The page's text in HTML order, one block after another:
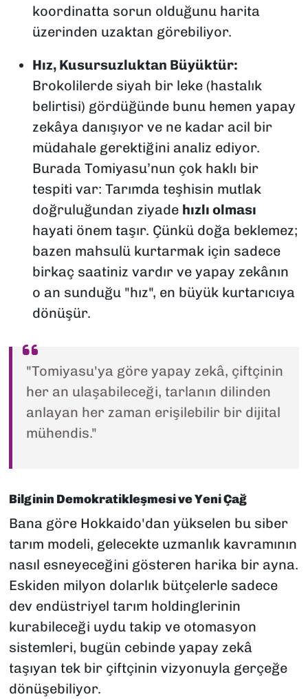
koordinatta sorun olduğunu harita
üzerinden uzaktan görebiliyor.
Hız, Kusursuzluktan Büyüktür:
Brokolilerde siyah bir leke (hastalık
belirtisi) gördüğünde bunu hemen yapay
zekâya danışıyor ve ne kadar acil bir
müdahale gerektiğini analiz ediyor.
Burada Tomiyasu’nun çok haklı bir
tespiti var: Tarımda teşhisin mutlak
doğruluğundan ziyade hızlı olması
hayati önem taşır. Çünkü doğa beklemez;
bazen mahsulü kurtarmak için sadece
birkaç saatiniz vardır ve yapay zekânın
o an sunduğu "hız", en büyük kurtarıcıya
dönüşür.
"Tomiyasu'ya göre yapay zekâ, çiftçinin
her an ulaşabileceği, tarlanın dilinden
anlayan her zaman erişilebilir bir dijital
mühendis."
Bilginin Demokratikleşmesi ve Yeni Çağ
Bana göre Hokkaido'dan yükselen bu siber
tarım modeli, gelecekte uzmanlık kavramının
nasıl esneyeceğini gösteren harika bir ayna.
Eskiden milyon dolarlık bütçelerle sadece
dev endüstriyel tarım holdinglerinin
kurabileceği uydu takip ve otomasyon
sistemleri, bugün cebinde yapay zekâ
taşıyan tek bir çiftçinin vizyonuyla gerçeğe
dönüşebiliyor.